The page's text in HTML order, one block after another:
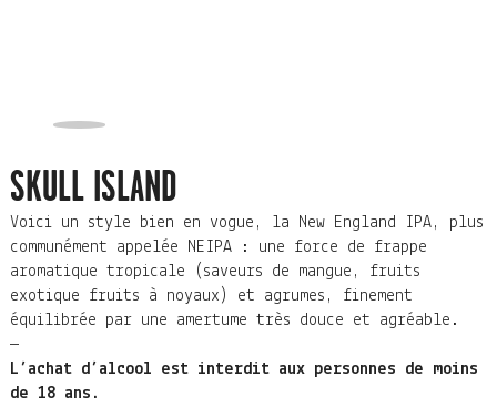
SKULL ISLAND
Voici un style bien en vogue, la New England IPA, plus
communément appelée NEIPA : une force de frappe
aromatique tropicale (saveurs de mangue, fruits
exotique fruits à noyaux) et agrumes, finement
équilibrée par une amertume très douce et agréable.
—
L’achat d’alcool est interdit aux personnes de moins
de 18 ans.